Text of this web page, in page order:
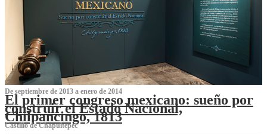
De septiembre de 2013 a enero de 2014
El primer congreso mexicano: sueño por
construir el Estado Nacional,
Chilpancingo, 1813
Castillo de Chapultepec